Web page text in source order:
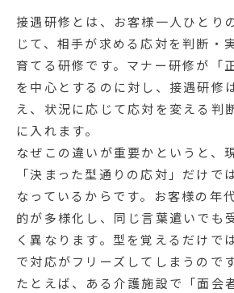
接遇研修とは、お客様一人ひとり
じて、相手が求める応対を判断・
育てる研修です。マナー研修が「
を中心とするのに対し、接遇研修
え、状況に応じて応対を変える判
に入れます。
なぜこの違いが重要かというと、
「決まった型通りの応対」だけで
なっているからです。お客様の年
的が多様化し、同じ言葉遣いでも
く異なります。型を覚えるだけで
で対応がフリーズしてしまうのです
たとえば、ある介護施設で「面会